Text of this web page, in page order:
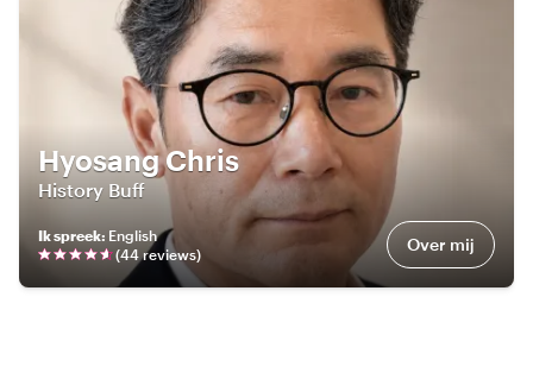
Hyosang Chris
History Buff
Ik spreek: English
(44reviews) Over mij